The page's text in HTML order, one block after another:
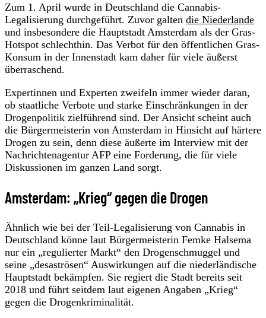
Zum 1. April wurde in Deutschland die Cannabis-
Legalisierung durchgeführt. Zuvor galten die Niederlande
und insbesondere die Hauptstadt Amsterdam als der Gras-
Hotspot schlechthin. Das Verbot für den öffentlichen Gras-
Konsum in der Innenstadt kam daher für viele äußerst
überraschend.
Expertinnen und Experten zweifeln immer wieder daran,
ob staatliche Verbote und starke Einschränkungen in der
Drogenpolitik zielführend sind. Der Ansicht scheint auch
die Bürgermeisterin von Amsterdam in Hinsicht auf härtere
Drogen zu sein, denn diese äußerte im Interview mit der
Nachrichtenagentur AFP eine Forderung, die für viele
Diskussionen im ganzen Land sorgt.
Amsterdam: „Krieg“ gegen die Drogen
Ähnlich wie bei der Teil-Legalisierung von Cannabis in
Deutschland könne laut Bürgermeisterin Femke Halsema
nur ein „regulierter Markt“ den Drogenschmuggel und
seine „desaströsen“ Auswirkungen auf die niederländische
Hauptstadt bekämpfen. Sie regiert die Stadt bereits seit
2018 und führt seitdem laut eigenen Angaben „Krieg“
gegen die Drogenkriminalität.